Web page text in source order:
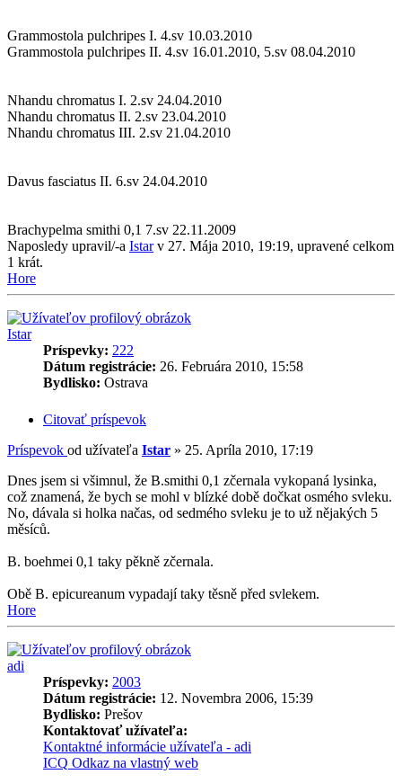
Grammostola pulchripes I. 4.sv 10.03.2010
Grammostola pulchripes II. 4.sv 16.01.2010, 5.sv 08.04.2010
Nhandu chromatus I. 2.sv 24.04.2010
Nhandu chromatus II. 2.sv 23.04.2010
Nhandu chromatus III. 2.sv 21.04.2010
Davus fasciatus II. 6.sv 24.04.2010
Brachypelma smithi 0,1 7.sv 22.11.2009
Naposledy upravil/-a Istarv 27. Mája 2010, 19:19, upravené celkom
1 krát.
Hore
Istar
Príspevky: 222
Dátum registrácie: 26. Februára 2010, 15:58
Bydlisko: Ostrava
Citovať príspevok
Príspevok od užívateľa Istar » 25. Apríla 2010, 17:19
Dnes jsem si všimnul, že B.smithi 0,1 zčernala vykopaná lysinka,
což znamená, že bych se mohl v blízké době dočkat osmého svleku.
No, dávala si holka načas, od sedmého svleku je to už nějakých 5
měsíců.
B. boehmei 0,1 taky pěkně zčernala.
Obě B. epicureanum vypadají taky těsně před svlekem.
Hore
adi
Príspevky: 2003
Dátum registrácie: 12. Novembra 2006, 15:39
Bydlisko: Prešov
Kontaktovať užívateľa:
Kontaktné informácie užívateľa - adi
ICQ Odkaz na vlastný web